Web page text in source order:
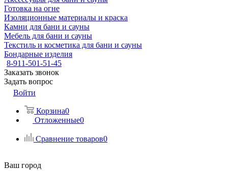
Готовка на огне
Изоляционные материалы и краска
Камни для бани и сауны
Мебель для бани и сауны
Текстиль и косметика для бани и сауны
Бондарные изделия
8-911-501-51-45
Заказать звонок
Задать вопрос
Войти
Корзина0
Отложенные0
Сравнение товаров0
Ваш город